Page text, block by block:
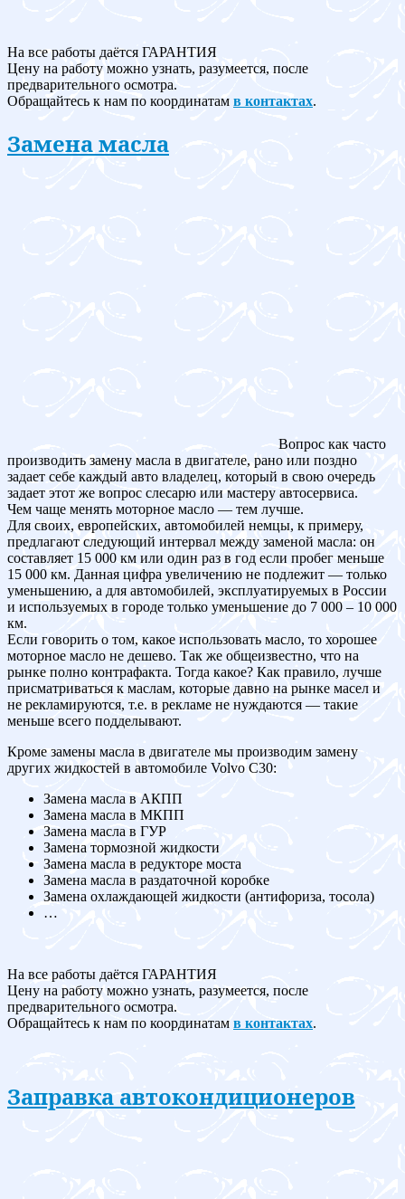
На все работы даётся ГАРАНТИЯ
Цену на работу можно узнать, разумеется, после
предварительного осмотра.
Обращайтесь к нам по координатам в контактах.
Замена масла
Вопрос как часто
производить замену масла в двигателе, рано или поздно
задает себе каждый авто владелец, который в свою очередь
задает этот же вопрос слесарю или мастеру автосервиса.
Чем чаще менять моторное масло — тем лучше.
Для своих, европейских, автомобилей немцы, к примеру,
предлагают следующий интервал между заменой масла: он
составляет 15 000 км или один раз в год если пробег меньше
15 000 км. Данная цифра увеличению не подлежит — только
уменьшению, а для автомобилей, эксплуатируемых в России
и используемых в городе только уменьшение до 7 000 – 10 000
км.
Если говорить о том, какое использовать масло, то хорошее
моторное масло не дешево. Так же общеизвестно, что на
рынке полно контрафакта. Тогда какое? Как правило, лучше
присматриваться к маслам, которые давно на рынке масел и
не рекламируются, т.е. в рекламе не нуждаются — такие
меньше всего подделывают.
Кроме замены масла в двигателе мы производим замену
других жидкостей в автомобиле Volvo C30:
Замена масла в АКПП
Замена масла в МКПП
Замена масла в ГУР
Замена тормозной жидкости
Замена масла в редукторе моста
Замена масла в раздаточной коробке
Замена охлаждающей жидкости (антифориза, тосола)
…
На все работы даётся ГАРАНТИЯ
Цену на работу можно узнать, разумеется, после
предварительного осмотра.
Обращайтесь к нам по координатам в контактах.
Заправка автокондиционеров